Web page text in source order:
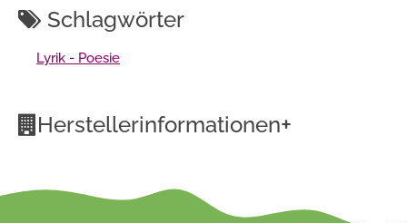
Schlagwörter
Lyrik - Poesie
Herstellerinformationen+